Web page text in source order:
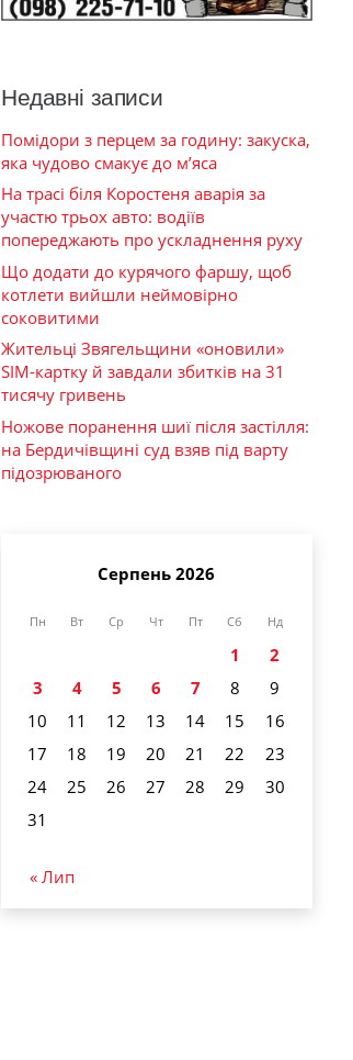
Недавні записи
Помідори з перцем за годину: закуска,
яка чудово смакує до м’яса
На трасі біля Коростеня аварія за
участю трьох авто: водіїв
попереджають про ускладнення руху
Що додати до курячого фаршу, щоб
котлети вийшли неймовірно
соковитими
Жительці Звягельщини «оновили»
SIM-картку й завдали збитків на 31
тисячу гривень
Ножове поранення шиї після застілля:
на Бердичівщині суд взяв під варту
підозрюваного
Серпень 2026
Пн Вт Ср Чт Пт Сб Нд
1
2
3
4 5 6 7 8
9
10
11 12 13 14 15
16
17
18 19 20 21 22
23
24
25 26 27 28 29
30
31
« Лип